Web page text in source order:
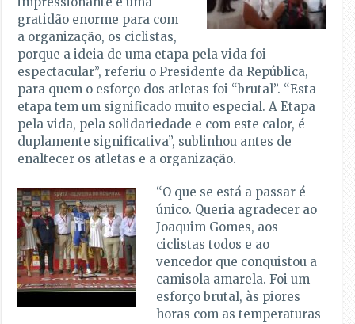
gratidão enorme para com
a organização, os ciclistas,
porque a ideia de uma etapa pela vida foi
espectacular”, referiu o Presidente da República,
para quem o esforço dos atletas foi “brutal”. “Esta
etapa tem um significado muito especial. A Etapa
pela vida, pela solidariedade e com este calor, é
duplamente significativa”, sublinhou antes de
enaltecer os atletas e a organização.
“O que se está a passar é
único. Queria agradecer ao
Joaquim Gomes, aos
ciclistas todos e ao
vencedor que conquistou a
camisola amarela. Foi um
esforço brutal, às piores
horas com as temperaturas